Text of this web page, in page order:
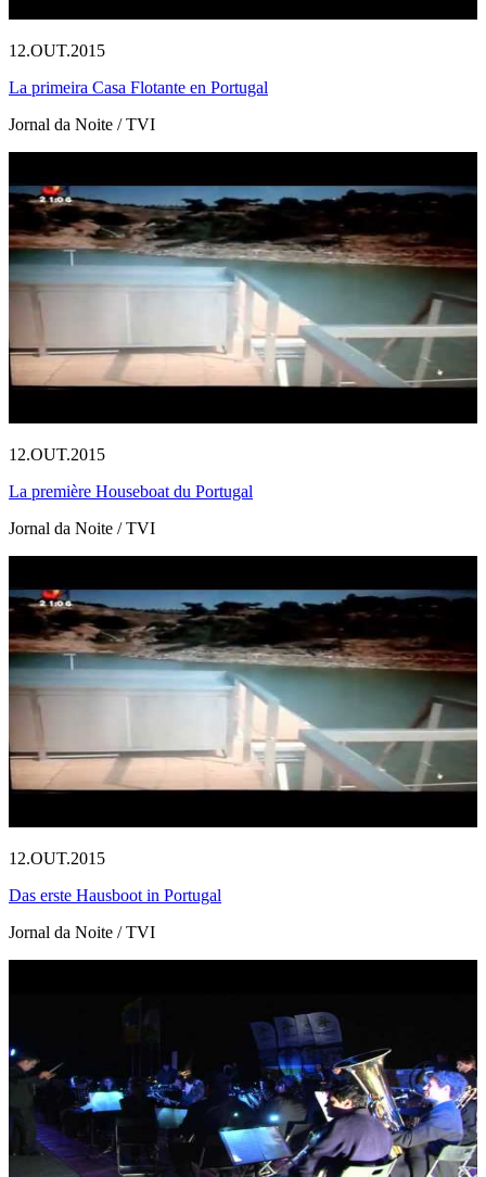
12.OUT.2015
La primeira Casa Flotante en Portugal
Jornal da Noite / TVI
12.OUT.2015
La première Houseboat du Portugal
Jornal da Noite / TVI
12.OUT.2015
Das erste Hausboot in Portugal
Jornal da Noite / TVI